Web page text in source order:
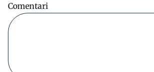
Comentari